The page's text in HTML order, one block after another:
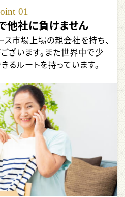
01
他社に負けません
市場上場の親会社を持ち、
ざいます。また世界中で少
るルートを持っています。